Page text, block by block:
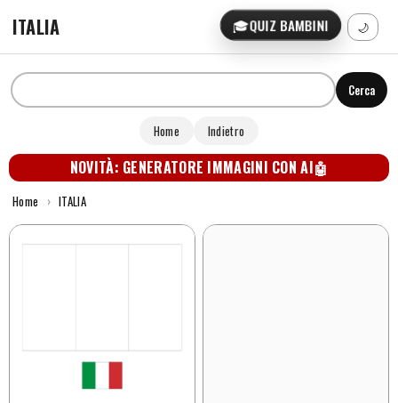
ITALIA 🎓QUIZ BAMBINI 🌙
Cerca
Home Indietro
NOVITÀ: GENERATORE IMMAGINI CON AI🤖
Home › ITALIA